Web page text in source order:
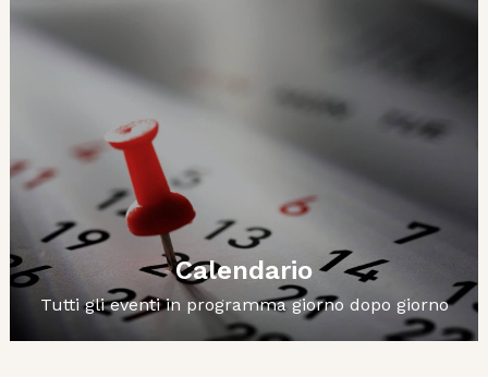
Calendario
Tutti gli eventi in programma giorno dopo giorno